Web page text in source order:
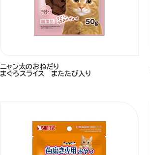
ニャン太のおねだり
まぐろスライス またたび入り